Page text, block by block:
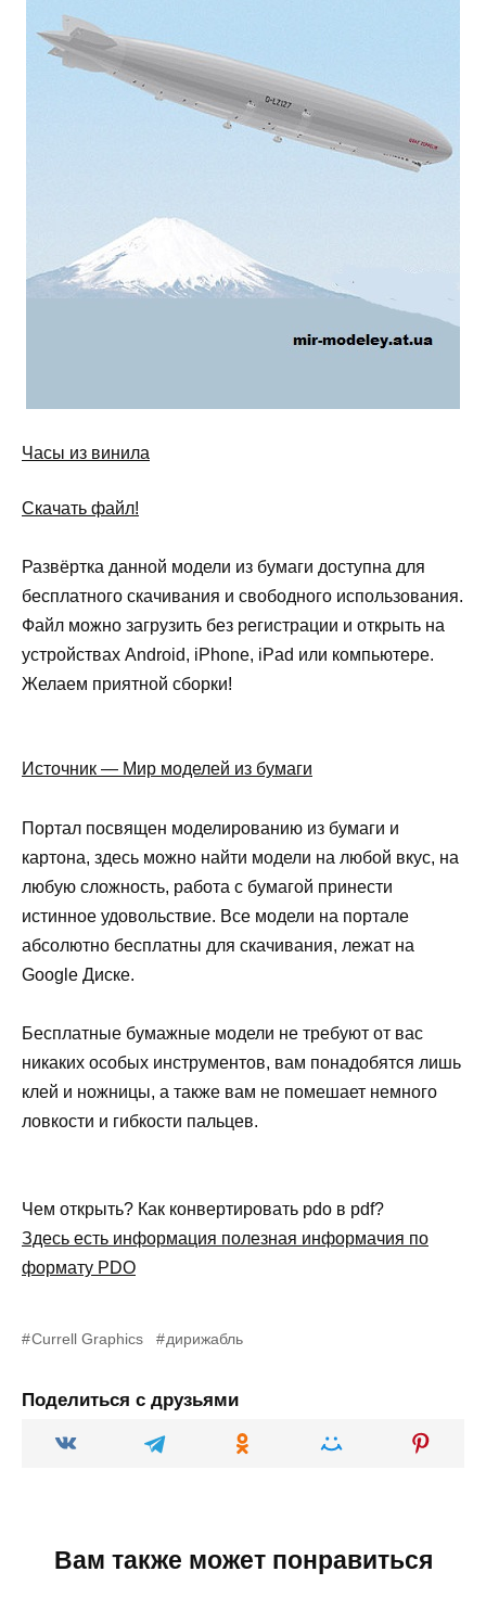
Часы из винила
Скачать файл!
Развёртка данной модели из бумаги доступна для
бесплатного скачивания и свободного использования.
Файл можно загрузить без регистрации и открыть на
устройствах Android, iPhone, iPad или компьютере.
Желаем приятной сборки!
Источник — Мир моделей из бумаги
Портал посвящен моделированию из бумаги и
картона, здесь можно найти модели на любой вкус, на
любую сложность, работа с бумагой принести
истинное удовольствие. Все модели на портале
абсолютно бесплатны для скачивания, лежат на
Google Диске.
Бесплатные бумажные модели не требуют от вас
никаких особых инструментов, вам понадобятся лишь
клей и ножницы, а также вам не помешает немного
ловкости и гибкости пальцев.
Чем открыть? Как конвертировать pdo в pdf?
Здесь есть информация полезная информачия по
формату PDO
Currell Graphics дирижабль
Поделиться с друзьями
Вам также может понравиться